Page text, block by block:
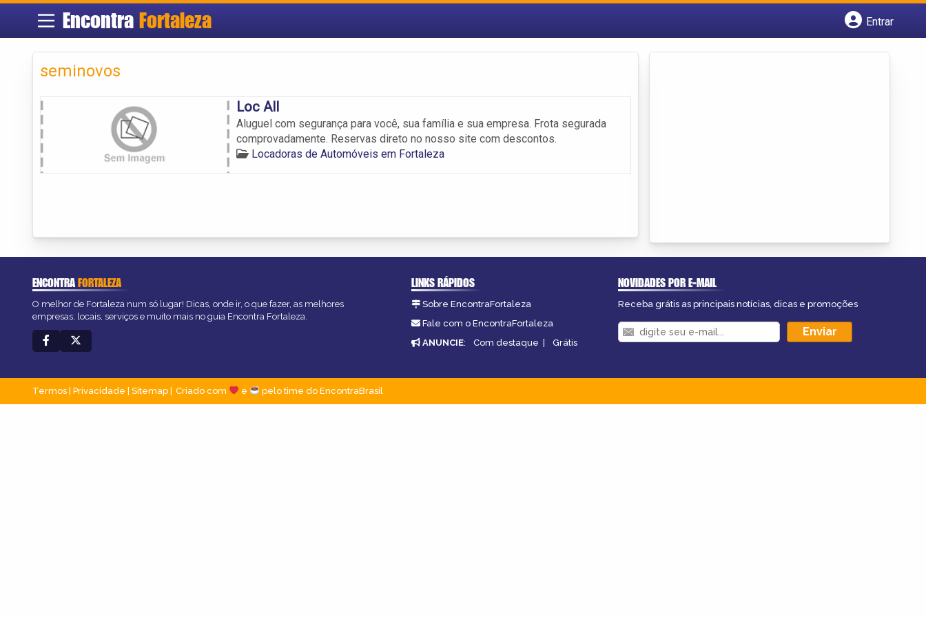
Encontra Fortaleza
Entrar
seminovos
Loc All
Aluguel com segurança para você, sua família e sua empresa. Frota segurada
comprovadamente. Reservas direto no nosso site com descontos.
Locadoras de Automóveis em Fortaleza
ENCONTRAFORTALEZA
O melhor de Fortaleza num só lugar! Dicas, onde ir, o que fazer, as melhores
empresas, locais, serviços e muito mais no guia Encontra Fortaleza.
LINKS RÁPIDOS
Sobre EncontraFortaleza
Fale com o EncontraFortaleza
ANUNCIE: Com destaque | Grátis
NOVIDADES POR E-MAIL
Receba grátis as principais notícias, dicas e promoções
Termos Privacidade Sitemap Criado com e pelo time do EncontraBrasil